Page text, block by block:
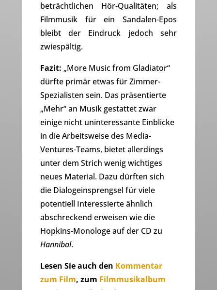
beträchtlichen Hör-Qualitäten; als
Filmmusik für ein Sandalen-Epos
bleibt der Eindruck jedoch sehr
zwiespältig.
Fazit: „More Music from Gladiator“
dürfte primär etwas für Zimmer-
Spezialisten sein. Das präsentierte
„Mehr“ an Musik gestattet zwar
einige nicht uninteressante Einblicke
in die Arbeitsweise des Media-
Ventures-Teams, bietet allerdings
unter dem Strich wenig wichtiges
neues Material. Dazu dürften sich
die Dialogeinsprengsel für viele
potentiell Interessierte ähnlich
abschreckend erweisen wie die
Hopkins-Monologe auf der CD zu
Hannibal.
Lesen Sie auch den Kommentar
zum Film, zum Filmmusikalbum